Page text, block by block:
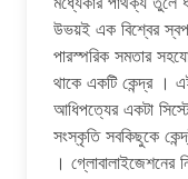
উভয়ই এক বিশ্বের
পারস্পরিক সমতার
থাকে একটি কেন্দ্র ।
আধিপত্যের একটা
সংস্কৃতি সবকিছুকে
।